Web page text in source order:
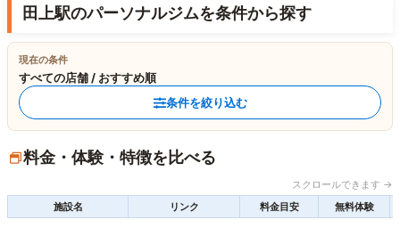
田上駅のパーソナルジムを条件から探す
現在の条件
すべての店舗 / おすすめ順
条件を絞り込む
料金・体験・特徴を比べる
スクロールできます →
施設名
リンク 料金目安 無料体験